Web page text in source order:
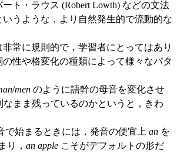
ト・ラウス (Robert Lowth) などの文法
うような，より自然発生的で流動的な
常に規則的で，学習者にとってはあり
性や格変化の種類によって様々なパタ
/men のように語幹の母音を変化させ
まま残っているのかというと，きわ
で始まるときには，発音の便宜上 an を
り， an apple こそがデフォルトの形だ